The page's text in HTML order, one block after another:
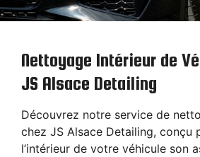
Nettoyage Intérieur de
JS Alsace Detailing
Découvrez notre service de
chez JS Alsace Detailing, conçu
l’intérieur de votre véhicule son